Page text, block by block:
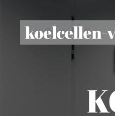
koelcellen-